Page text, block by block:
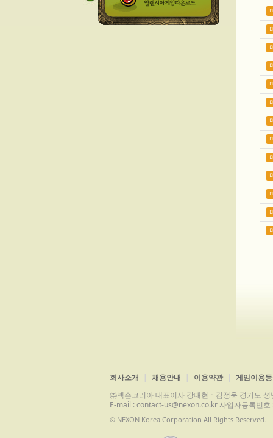
회사소개 채용안내 이용약관
게임이용
㈜넥슨코리아 대표이사 강대현ㆍ김정욱 경기도
E-mail : contact-us@nexon.co.kr 사업자등록번
© NEXON Korea Corporation All Rights Reserved.